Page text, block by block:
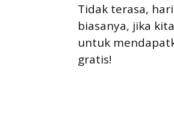
Tidak terasa,
biasanya, jika
untuk
gratis!